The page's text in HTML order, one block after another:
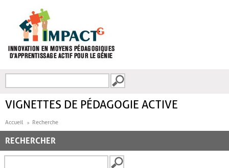
FORMULAIRE DE
VIGNETTES DE PÉDAGOGIE ACTIVE
Accueil Recherche
RECHERCHER